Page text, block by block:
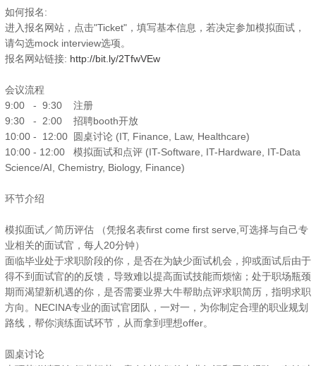
如何报名:
进入报名网站，点击"Ticket"，填写基本信息，若决定参加模拟面试，
请勾选mock interview选项。
报名网站链接: http://bit.ly/2TfwVEw
会议流程
9:00 - 9:30 注册
9:30 - 2:00 招聘booth开放
10:00 - 12:00 圆桌讨论 (IT, Finance, Law, Healthcare)
10:00 - 12:00 模拟面试和点评 (IT-Software, IT-Hardware, IT-Data
Science/AI, Chemistry, Biology, Finance)
环节介绍
模拟面试／简历评估 （凭报名表first come first serve,可选择与自己专
业相关的面试官，每人20分钟）
面临毕业处于求职阶段的你，是否在为缺少面试机会，抑或面试后由于
得不到面试官的的反馈，导致难以提高面试技能而烦恼；处于职场瓶颈
期而渴望新机遇的你，是否需要业界大牛帮助点评求职简历，指明求职
方向。NECINA专业的面试官团队，一对一，为你制定合理的职业规划
路线，帮你演练面试环节，从而拿到理想offer。
圆桌讨论